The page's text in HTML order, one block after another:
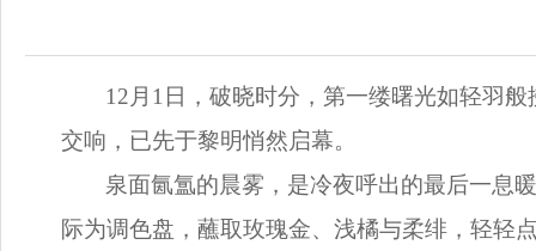
12月1日，破晓时分，第一缕曙光如轻羽
交响，已先于黎明悄然启幕。
泉面氤氲的晨雾，是冷夜呼出的最后一息
际为调色盘，蘸取玫瑰金、浅橘与柔绯，轻